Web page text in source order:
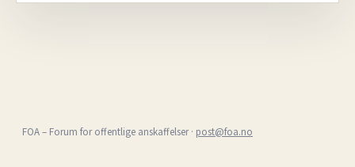
FOA – Forum for offentlige anskaffelser · post@foa.no